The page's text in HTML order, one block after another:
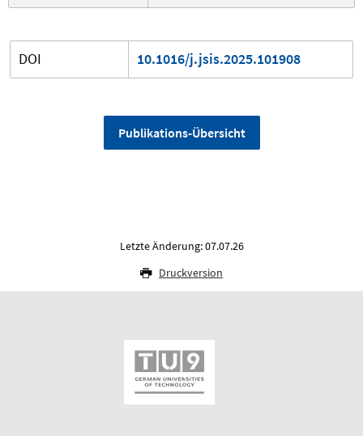
DOI 10.1016/j.jsis.2025.101908
Publikations-Übersicht
Letzte Änderung: 07.07.26
Druckversion